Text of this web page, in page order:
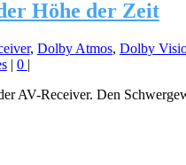
Höhe der Zeit
, Dolby Atmos, Dolby
| 0 |
AV-Receiver. Den